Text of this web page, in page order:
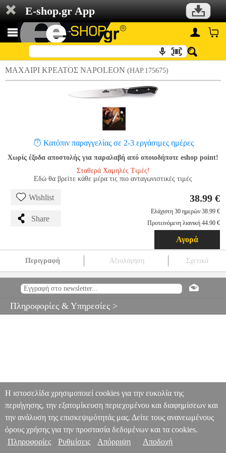
E-shop.gr App
ΜΑΧΑΙΡΙ ΚΡΕΑΤΟΣ NAPOLEON (HAP.175675)
Κατόπιν παραγγελίας σε 2-3 εργάσιμες ημέρες
Χωρίς έξοδα αποστολής για παραλαβή από οποιοδήποτε eshop point!
Σταθερά Χαμηλές Τιμές!
Εδώ θα βρείτε κάθε μέρα τις πιο ανταγωνιστικές τιμές
Wishlist
Share
38.99 €
Ελάχιστη 30 ημερών 38.99 €
Προτεινόμενη λιανική 44.90 €
Αγορά
Περιγραφή Αξιολόγηση Σχετικά
NAPOLEON NAPOLEON
ACCESSORIES ΨΗΣΙΜΑΤΟΣ
38.99
Πληροφορίες & Υπηρεσίες >
Η ιστοσελίδα χρησιμοποιεί cookies για την ευκολία της
περιήγησης, την εξατομίκευση περιεχομένου και διαφημίσεων και
την ανάλυση της επισκεψιμότητάς μας. Δείτε τους ανανεωμένους
όρους χρήσης για την προστασία δεδομένων και τα cookies.
Πληροφορίες
Ρυθμίσεις Απόρριψη Αποδοχή